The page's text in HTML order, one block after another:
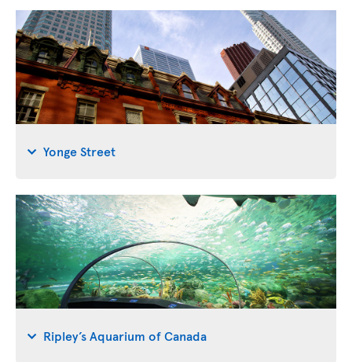
Yonge Street
Ripley’s Aquarium of Canada